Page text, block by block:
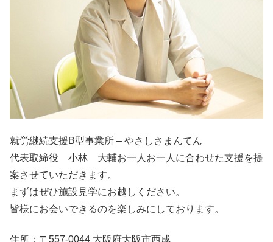
就労継続支援B型事業所 – やさしさまんてん
代表取締役 小林 大輔お一人お一人に合わせた支援を提
案させていただきます。
まずはぜひ施設見学にお越しください。
皆様にお会いできるのを楽しみにしております。
住所：〒557-0044 大阪府大阪市西成